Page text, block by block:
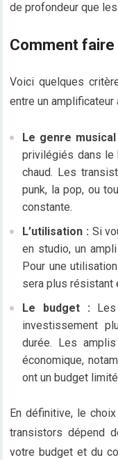
de profondeur que
Comment
Voici quelques
entre un
Le genre musical
privilégiés dans le
chaud. Les
punk, la pop, ou
constante.
L’utilisation : Si
en studio, un
Pour une
sera plus résistant
Le budget :
investissement
durée. Les
économique,
ont un budget
En définitive, le
transistors dépend
votre budget et du